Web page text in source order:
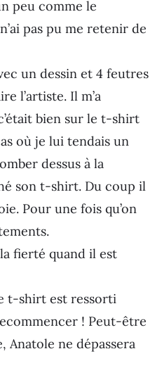
peu comme le
pas pu me retenir de
un dessin et 4 feutres
l’artiste. Il m’a
bien sur le t-shirt
où je lui tendais un
dessus à la
son t-shirt. Du coup il
Pour une fois qu’on
fierté quand il est
t-shirt est ressorti
! Peut-être
Anatole ne dépassera